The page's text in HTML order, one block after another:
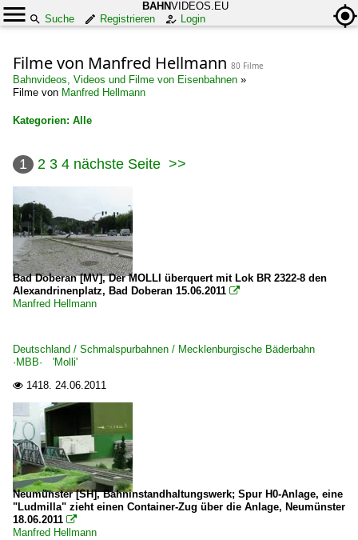
BAHNVIDEOS.EU
Suche
Registrieren Login
Filme von Manfred Hellmann 80 Filme
Bahnvideos, Videos und Filme von Eisenbahnen »
Filme von Manfred Hellmann
Kategorien: Alle
Alle Kategorien
Bahnhöfe (A - E)
Bad Kleinen
Bahnhöfe (L - Q)
Ludwigslust
Bahnhöfe (R - Z)
Schwerin
Wismar
Dampfloks
BR 91.3-18 preuß. T 9.3
Dampfloks | ohne BR-Nummer | Private | Industrie
1 2 3 4 nächste Seite >>
Bad Doberan [MV], Der MOLLI überquert mit Lok BR 2322-8 den
Alexandrinenplatz, Bad Doberan 15.06.2011 
Manfred Hellmann
Deutschland / Schmalspurbahnen / Mecklenburgische Bäderbahn
·MBB· 'Molli'
 1418. 24.06.2011
Neumünster [SH], Bahninstandhaltungswerk; Spur H0-Anlage, eine
"Ludmilla" zieht einen Container-Zug über die Anlage, Neumünster
18.06.2011 
Manfred Hellmann